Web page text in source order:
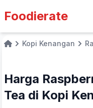
Foodierate
HomeKopi Kenangan
Harga
Tea di Kopi